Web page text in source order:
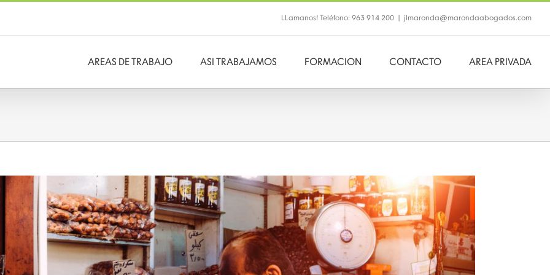
LLamanos! Teléfono: 963 914 200 jlmaronda@marondaabogados.com
AREAS DE TRABAJO ASI TRABAJAMOS FORMACION CONTACTO AREA PRIVADA